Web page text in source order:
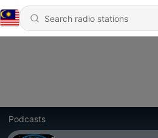
Podcasts